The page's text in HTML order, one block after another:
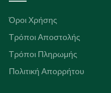
Όροι Χρήσης
Τρόποι Αποστολής
Τρόποι Πληρωμής
Πολιτική Απορρήτου